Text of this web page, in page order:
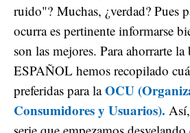
ruido"? Muchas, ¿verdad? Pues
ocurra es pertinente informarse
son las mejores. Para ahorrarte
ESPAÑOL hemos recopilado
preferidas para laOCU
Consumidores y Usuarios).